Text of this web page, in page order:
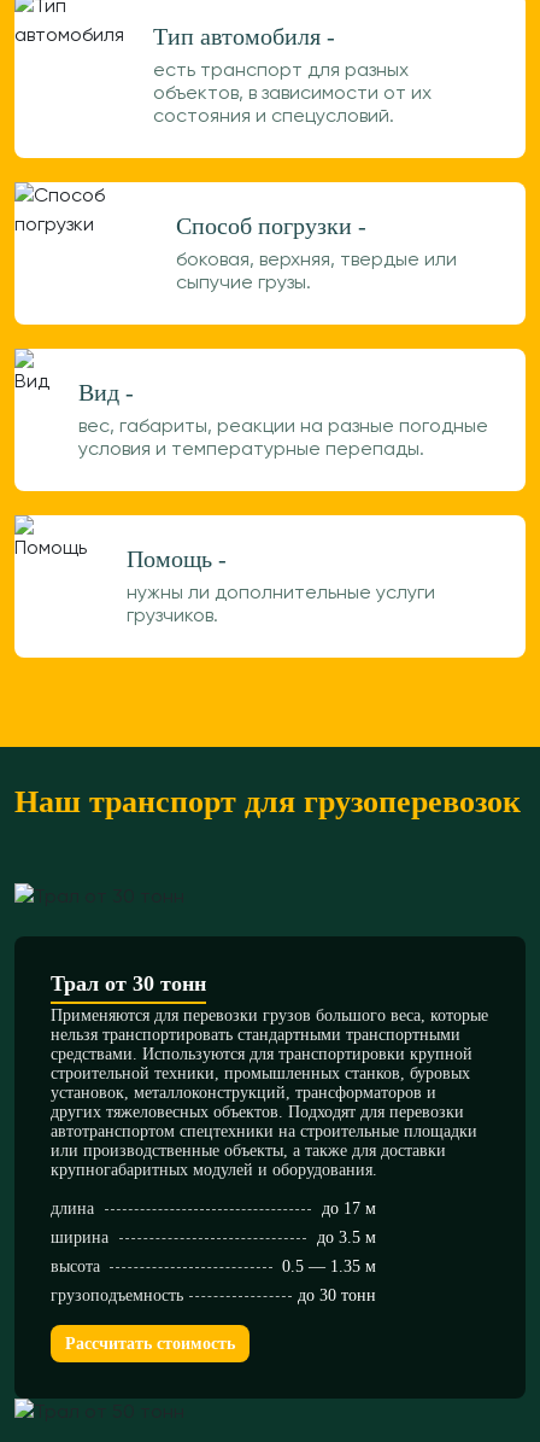
Тип автомобиля -
есть транспорт для разных
объектов, в зависимости от их
состояния и спецусловий.
Способ погрузки -
боковая, верхняя, твердые или
сыпучие грузы.
Вид -
вес, габариты, реакции на разные погодные
условия и температурные перепады.
Помощь -
нужны ли дополнительные услуги
грузчиков.
Наш транспорт для грузоперевозок
Трал от 30 тонн
Применяются для перевозки грузов большого веса, которые
нельзя транспортировать стандартными транспортными
средствами. Используются для транспортировки крупной
строительной техники, промышленных станков, буровых
установок, металлоконструкций, трансформаторов и
других тяжеловесных объектов. Подходят для перевозки
автотранспортом спецтехники на строительные площадки
или производственные объекты, а также для доставки
крупногабаритных модулей и оборудования.
длина
до 17 м
ширина
до 3.5 м
высота
0.5 — 1.35 м
грузоподъемность
до 30 тонн
Рассчитать стоимость